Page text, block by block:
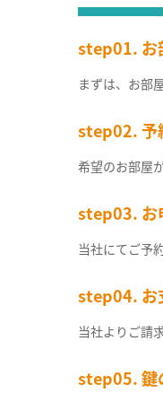
step01. お
まずは、お部
step02. 予
希望のお部屋
step03. お
当社にてご予
step04. お
当社よりご請
step05. 鍵